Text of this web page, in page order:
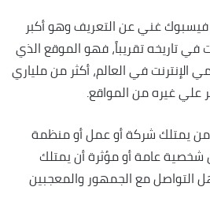
غني عن التعريف وهو أكبر
في تاريخه تقريباً، فهو الموقع الذي
في العالم، أكثر من ملياري
علي غيره من المواقع.
يمتلك شركة أو عمل أو منظمة
شخصية عامة أو مؤثرة أن يمتلك
مع الجمهور والمعجبين